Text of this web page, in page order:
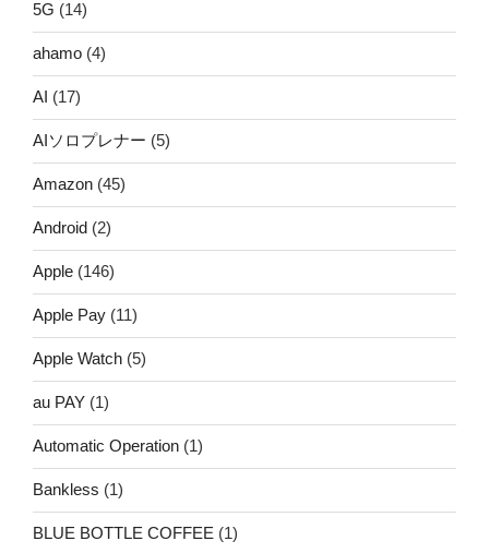
5G (14)
ahamo (4)
AI (17)
AIソロプレナー (5)
Amazon (45)
Android (2)
Apple (146)
Apple Pay (11)
Apple Watch (5)
au PAY (1)
Automatic Operation (1)
Bankless (1)
BLUE BOTTLE COFFEE (1)